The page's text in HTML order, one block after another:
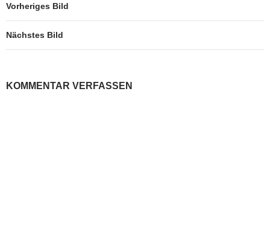
Vorheriges Bild
Nächstes Bild
KOMMENTAR VERFASSEN